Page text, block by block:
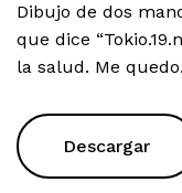
Dibujo de dos
que dice
la salud. Me
Descargar